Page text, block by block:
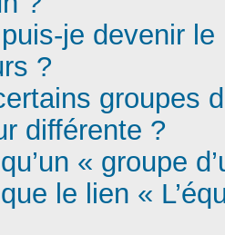
je devenir le
?
groupes
différente ?
« groupe
le lien «